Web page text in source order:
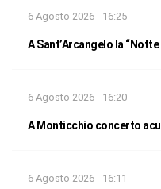
6 Agosto 2026 - 16:25
A Sant’Arcangelo la
6 Agosto 2026 - 16:20
A Monticchio concerto
6 Agosto 2026 - 16:11